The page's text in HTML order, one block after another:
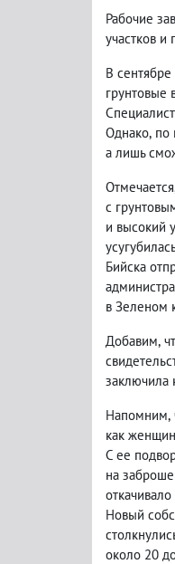
Рабочие
участков
В
грунтовые
Однако, по
а лишь
Отмечается
с
и высокий
Бийска
в Зеленом
Добавим,
заключила
Напомним,
как
С ее
на
Новый
около 20